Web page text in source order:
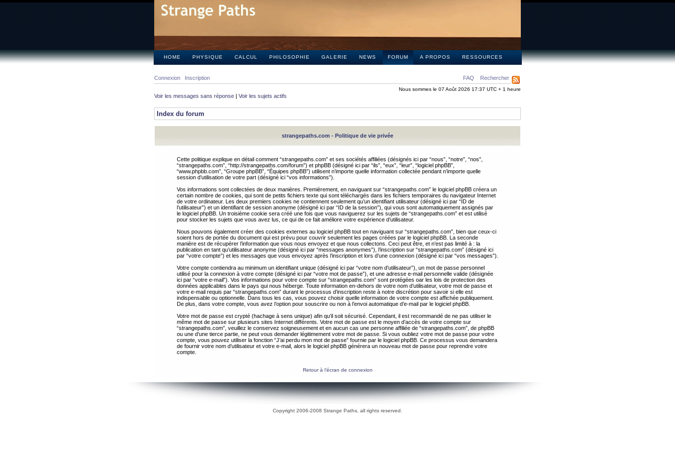
HOME PHYSIQUE CALCUL PHILOSOPHIE GALERIE NEWS FORUM A PROPOS RESSOURCES
FAQ Rechercher
Connexion Inscription
Nous sommes le 07 Août 2026 17:37 UTC + 1 heure
Voir les messages sans réponse | Voir les sujets actifs
Index du forum
strangepaths.com - Politique de vie privée
Cette politique explique en détail comment “strangepaths.com” et ses sociétés affiliées (désignés ici par “nous”, “notre”, “nos”,
“strangepaths.com”, “http://strangepaths.com/forum”) et phpBB (désigné ici par “ils”, “eux”, “leur”, “logiciel phpBB”,
“www.phpbb.com”, “Groupe phpBB”, “Équipes phpBB”) utilisent n’importe quelle information collectée pendant n’importe quelle
session d’utilisation de votre part (désigné ici “vos informations”).
Vos informations sont collectées de deux manières. Premièrement, en naviguant sur “strangepaths.com” le logiciel phpBB créera un
certain nombre de cookies, qui sont de petits fichiers texte qui sont téléchargés dans les fichiers temporaires du navigateur Internet
de votre ordinateur. Les deux premiers cookies ne contiennent seulement qu’un identifiant utilisateur (désigné ici par “ID de
l’utilisateur”) et un identifiant de session anonyme (désigné ici par “ID de la session”), qui vous sont automatiquement assignés par
le logiciel phpBB. Un troisième cookie sera créé une fois que vous naviguerez sur les sujets de “strangepaths.com” et est utilisé
pour stocker les sujets que vous avez lus, ce qui de ce fait améliore votre expérience d’utilisateur.
Nous pouvons également créer des cookies externes au logiciel phpBB tout en naviguant sur “strangepaths.com”, bien que ceux-ci
soient hors de portée du document qui est prévu pour couvrir seulement les pages créées par le logiciel phpBB. La seconde
manière est de récupérer l’information que vous nous envoyez et que nous collectons. Ceci peut être, et n’est pas limité à : la
publication en tant qu’utilisateur anonyme (désigné ici par “messages anonymes”), l’inscription sur “strangepaths.com” (désigné ici
par “votre compte”) et les messages que vous envoyez après l’inscription et lors d’une connexion (désigné ici par “vos messages”).
Votre compte contiendra au minimum un identifiant unique (désigné ici par “votre nom d’utilisateur”), un mot de passe personnel
utilisé pour la connexion à votre compte (désigné ici par “votre mot de passe”), et une adresse e-mail personnelle valide (désignée
ici par “votre e-mail”). Vos informations pour votre compte sur “strangepaths.com” sont protégées oar les lois de protection des
données applicables dans le pays qui nous héberge. Toute information en-dehors de votre nom d’utilisateur, votre mot de passe et
votre e-mail requis par “strangepaths.com” durant le processus d’inscription reste à notre discrétion pour savoir si elle est
indispensable ou optionnelle. Dans tous les cas, vous pouvez choisir quelle information de votre compte est affichée publiquement.
De plus, dans votre compte, vous avez l’option pour souscrire ou non à l’envoi automatique d’e-mail par le logiciel phpBB.
Votre mot de passe est crypté (hachage à sens unique) afin qu’il soit sécurisé. Cependant, il est recommandé de ne pas utiliser le
même mot de passe sur plusieurs sites Internet différents. Votre mot de passe est le moyen d’accès de votre compte sur
“strangepaths.com”, veuillez le conservez soigneusement et en aucun cas une personne affiliée de “strangepaths.com”, de phpBB
ou une d’une tierce partie, ne peut vous demander légitimement votre mot de passe. Si vous oubliez votre mot de passe pour votre
compte, vous pouvez utiliser la fonction “J’ai perdu mon mot de passe” fournie par le logiciel phpBB. Ce processus vous demandera
de fournir votre nom d’utilisateur et votre e-mail, alors le logiciel phpBB générera un nouveau mot de passe pour reprendre votre
compte.
Retour à l’écran de connexion
Copyright 2006-2008 Strange Paths, all rights reserved.